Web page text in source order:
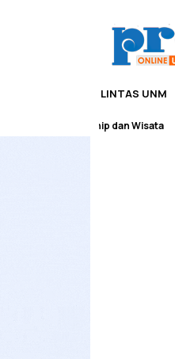
LINTAS UNM
Edupreneurship dan Wisata